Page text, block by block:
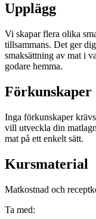
Upplägg
Vi skapar flera olika
tillsammans. Det ger
smaksättning av mat i
godare hemma.
Förkunskaper
Inga förkunskaper
vill utveckla din
mat på ett enkelt sätt.
Kursmaterial
Matkostnad och
Ta med: